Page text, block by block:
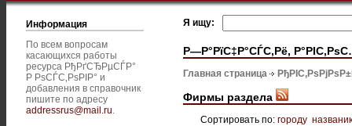
Информация
По всем вопросам
касающихся работы
ресурса РђРґСЂРµСЃР°
Р РѕСЃС‚РѕРІР° и
добавления в справочник
пишите по адресу
addressrus@mail.ru.
Я ищу:
Р—Р°РїС‡Р°СЃС‚Рё,
Главная страница
Фирмы раздела
Сортировать по: городу